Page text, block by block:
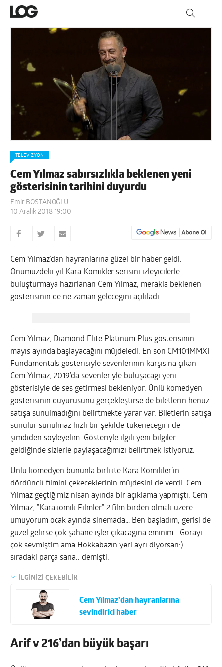
TELEVIZYON
Cem Yılmaz sabırsızlıkla beklenen yeni
gösterisinin tarihini duyurdu
Emir BOSTANOĞLU
10 Aralık 2018 19:00
Cem Yılmaz’dan hayranlarına güzel bir haber geldi.
Önümüzdeki yıl Kara Komikler serisini izleyicilerle
buluşturmaya hazırlanan Cem Yılmaz, merakla beklenen
gösterisinin de ne zaman geleceğini açıkladı.
Cem Yılmaz, Diamond Elite Platinum Plus gösterisinin
mayıs ayında başlayacağını müjdeledi. En son CM101MMXI
Fundamentals gösterisiyle sevenlerinin karşısına çıkan
Cem Yılmaz, 2019’da sevenleriyle buluşacağı yeni
gösterisiyle de ses getirmesi bekleniyor. Ünlü komedyen
gösterisinin duyurusunu gerçekleştirse de biletlerin henüz
satışa sunulmadığını belirtmekte yarar var. Biletlerin satışa
sunulur sunulmaz hızlı bir şekilde tükeneceğini de
şimdiden söyleyelim. Gösteriyle ilgili yeni bilgiler
geldiğinde sizlerle paylaşacağımızı belirtmek istiyoruz.
Ünlü komedyen bununla birlikte Kara Komikler’in
dördüncü filmini çekeceklerinin müjdesini de verdi. Cem
Yılmaz geçtiğimiz nisan ayında bir açıklama yapmıştı. Cem
Yılmaz; ”Karakomik Filmler” 2 film birden olmak üzere
umuyorum ocak ayında sinemada… Ben başladım, gerisi de
güzel gelirse çok şahane işler çıkacağına eminim… Gorayı
çok sevmiştim ama Hokkabazın yeri ayrı diyorsan:)
sıradaki parça sana.. demişti.
İLGİNİZİ ÇEKEBİLİR
Cem Yılmaz’dan hayranlarına
sevindirici haber
Arif v 216’dan büyük başarı